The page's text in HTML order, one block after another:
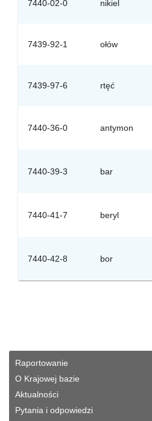
7440-02-0 nikiel
7439-92-1 ołów
7439-97-6 rtęć
7440-36-0 antymon
7440-39-3 bar
7440-41-7 beryl
7440-42-8 bor
Raportowanie
O Krajowej bazie
Aktualności
Pytania i odpowiedzi